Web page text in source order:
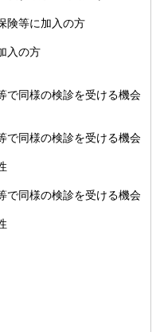
等に加入の方
入の方
同様の検診を受ける機会
同様の検診を受ける機会
同様の検診を受ける機会